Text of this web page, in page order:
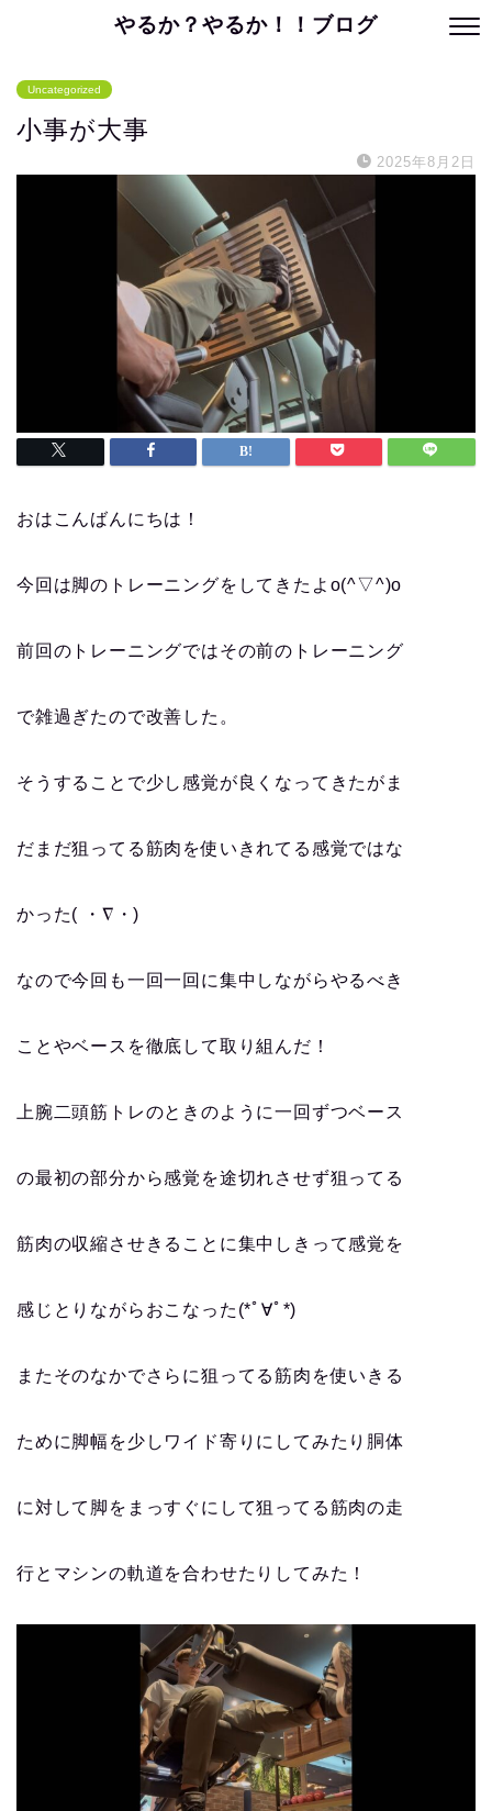
やるか？やるか！！ブログ
Uncategorized
小事が大事
2025年8月2日
おはこんばんにちは！
今回は脚のトレーニングをしてきたよo(^▽^)o
前回のトレーニングではその前のトレーニング
で雑過ぎたので改善した。
そうすることで少し感覚が良くなってきたがま
だまだ狙ってる筋肉を使いきれてる感覚ではな
かった( ・∇・)
なので今回も一回一回に集中しながらやるべき
ことやベースを徹底して取り組んだ！
上腕二頭筋トレのときのように一回ずつベース
の最初の部分から感覚を途切れさせず狙ってる
筋肉の収縮させきることに集中しきって感覚を
感じとりながらおこなった(*ﾟ∀ﾟ*)
またそのなかでさらに狙ってる筋肉を使いきる
ために脚幅を少しワイド寄りにしてみたり胴体
に対して脚をまっすぐにして狙ってる筋肉の走
行とマシンの軌道を合わせたりしてみた！